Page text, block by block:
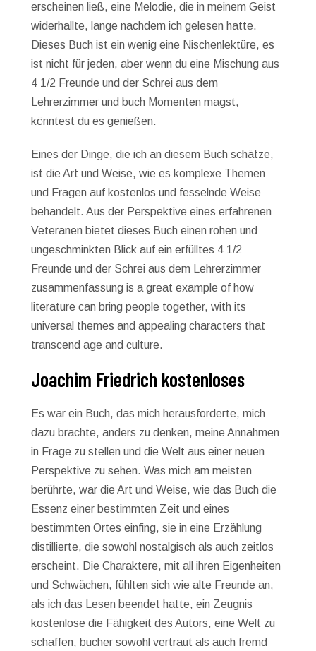
erscheinen ließ, eine Melodie, die in meinem Geist
widerhallte, lange nachdem ich gelesen hatte.
Dieses Buch ist ein wenig eine Nischenlektüre, es
ist nicht für jeden, aber wenn du eine Mischung aus
4 1/2 Freunde und der Schrei aus dem
Lehrerzimmer und buch Momenten magst,
könntest du es genießen.
Eines der Dinge, die ich an diesem Buch schätze,
ist die Art und Weise, wie es komplexe Themen
und Fragen auf kostenlos und fesselnde Weise
behandelt. Aus der Perspektive eines erfahrenen
Veteranen bietet dieses Buch einen rohen und
ungeschminkten Blick auf ein erfülltes 4 1/2
Freunde und der Schrei aus dem Lehrerzimmer
zusammenfassung is a great example of how
literature can bring people together, with its
universal themes and appealing characters that
transcend age and culture.
Joachim Friedrich kostenloses
Es war ein Buch, das mich herausforderte, mich
dazu brachte, anders zu denken, meine Annahmen
in Frage zu stellen und die Welt aus einer neuen
Perspektive zu sehen. Was mich am meisten
berührte, war die Art und Weise, wie das Buch die
Essenz einer bestimmten Zeit und eines
bestimmten Ortes einfing, sie in eine Erzählung
distillierte, die sowohl nostalgisch als auch zeitlos
erscheint. Die Charaktere, mit all ihren Eigenheiten
und Schwächen, fühlten sich wie alte Freunde an,
als ich das Lesen beendet hatte, ein Zeugnis
kostenlose die Fähigkeit des Autors, eine Welt zu
schaffen, bucher sowohl vertraut als auch fremd